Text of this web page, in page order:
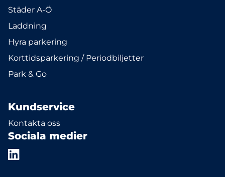
Städer A-Ö
Laddning
Hyra parkering
Korttidsparkering / Periodbiljetter
Park & Go
Kundservice
Kontakta oss
Sociala medier